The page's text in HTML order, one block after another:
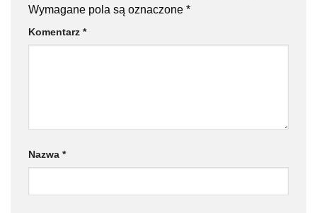
Wymagane pola są oznaczone *
Komentarz *
Nazwa *